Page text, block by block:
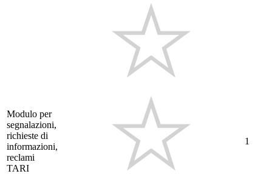
Modulo per
segnalazioni,
richieste di
informazioni,
reclami
TARI
1